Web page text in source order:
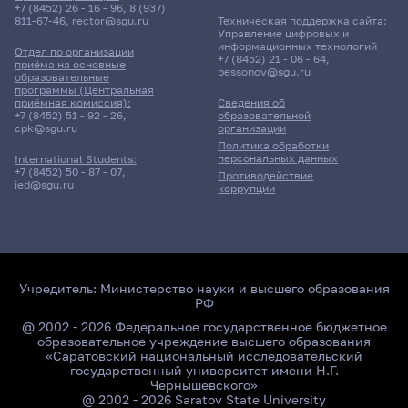
+7 (8452) 26 - 16 - 96, 8 (937)
811-67-46, rector@sgu.ru
Отдел по организации
приёма на основные
образовательные
программы (Центральная
приёмная комиссия):
+7 (8452) 51 - 92 - 26,
cpk@sgu.ru
International Students:
+7 (8452) 50 - 87 - 07,
ied@sgu.ru
Сведения об
образовательной
организации
Политика обработки
персональных данных
Противодействие
коррупции
Техническая поддержка сайта:
Управление цифровых и
информационных технологий
+7 (8452) 21 - 06 - 64,
bessonov@sgu.ru
Учредитель: Министерство науки и высшего образования
РФ
@ 2002 - 2026 Федеральное государственное бюджетное
образовательное учреждение высшего образования
«Саратовский национальный исследовательский
государственный университет имени Н.Г.
Чернышевского»
@ 2002 - 2026 Saratov State University